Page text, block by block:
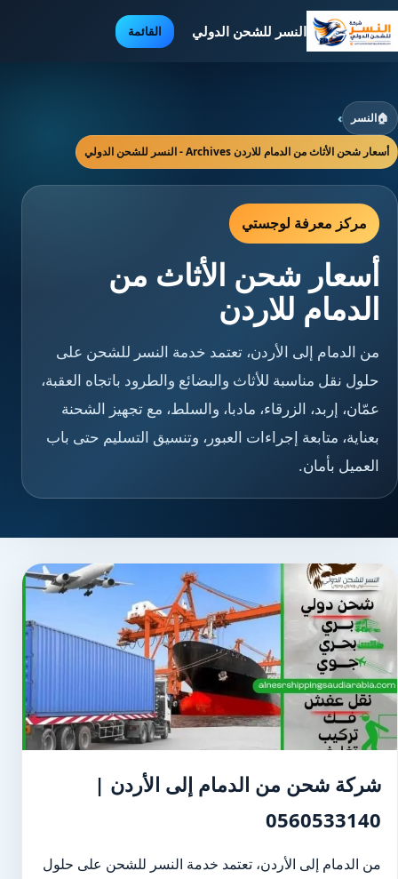
النسر للشحن الدولي القائمة
🏠النسر ›
أسعار شحن الأثاث من الدمام للاردن Archives - النسر للشحن الدولي
مركز معرفة لوجستي
أسعار شحن الأثاث من
الدمام للاردن
من الدمام إلى الأردن، تعتمد خدمة النسر للشحن على
حلول نقل مناسبة للأثاث والبضائع والطرود باتجاه العقبة،
عمّان، إربد، الزرقاء، مادبا، والسلط، مع تجهيز الشحنة
بعناية، متابعة إجراءات العبور، وتنسيق التسليم حتى باب
العميل بأمان.
شركة شحن من الدمام إلى الأردن |
0560533140
من الدمام إلى الأردن، تعتمد خدمة النسر للشحن على حلول